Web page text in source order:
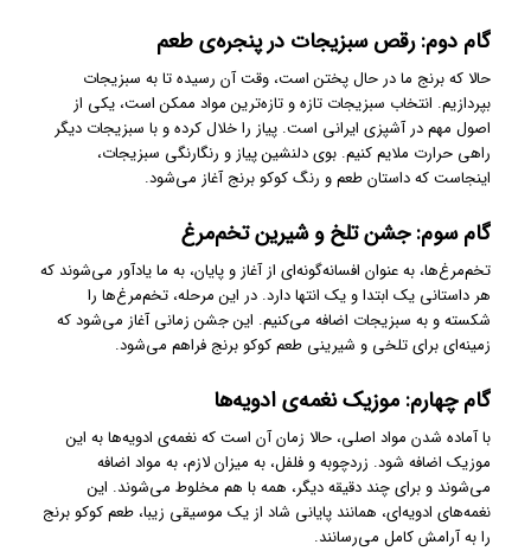
گام دوم: رقص سبزیجات در پنجره‌ی طعم
حالا که برنج ما در حال پختن است، وقت آن رسیده تا به سبزیجات
بپردازیم. انتخاب سبزیجات تازه و تازه‌ترین مواد ممکن است، یکی از
اصول مهم در آشپزی ایرانی است. پیاز را خلال کرده و با سبزیجات دیگر
راهی حرارت ملایم کنیم. بوی دلنشین پیاز و رنگارنگی سبزیجات،
اینجاست که داستان طعم و رنگ کوکو برنج آغاز می‌شود.
گام سوم: جشن تلخ و شیرین تخم‌مرغ
تخم‌مرغ‌ها، به عنوان افسانه‌گونه‌ای از آغاز و پایان، به ما یادآور می‌شوند که
هر داستانی یک ابتدا و یک انتها دارد. در این مرحله، تخم‌مرغ‌ها را
شکسته و به سبزیجات اضافه می‌کنیم. این جشن زمانی آغاز می‌شود که
زمینه‌ای برای تلخی و شیرینی طعم کوکو برنج فراهم می‌شود.
گام چهارم: موزیک نغمه‌ی ادویه‌ها
با آماده شدن مواد اصلی، حالا زمان آن است که نغمه‌ی ادویه‌ها به این
موزیک اضافه شود. زردچوبه و فلفل، به میزان لازم، به مواد اضافه
می‌شوند و برای چند دقیقه دیگر، همه با هم مخلوط می‌شوند. این
نغمه‌های ادویه‌ای، همانند پایانی شاد از یک موسیقی زیبا، طعم کوکو برنج
را به آرامش کامل می‌رسانند.